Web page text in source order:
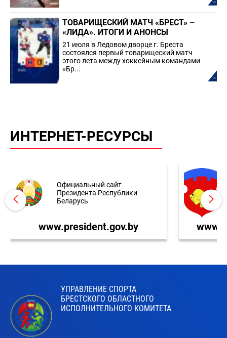
ТОВАРИЩЕСКИЙ МАТЧ «БРЕСТ» –
«ЛИДА». ИТОГИ И АНОНСЫ
21 июля в Ледовом дворце г. Бреста
состоялся первый товарищеский матч
этого лета между хоккейным командами
«Бр...
ИНТЕРНЕТ-РЕСУРСЫ
Официальный сайт
Президента Республики
Беларусь
www.president.gov.by
УПРАВЛЕНИЕ СПОРТА
БРЕСТСКОГО ОБЛАСТНОГО
ИСПОЛНИТЕЛЬНОГО КОМИТЕТА